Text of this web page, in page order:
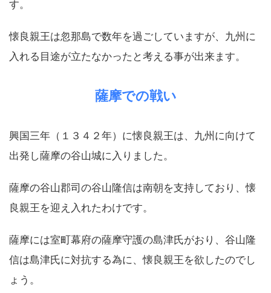
す。
懐良親王は忽那島で数年を過ごしていますが、九州に
入れる目途が立たなかったと考える事が出来ます。
薩摩での戦い
興国三年（１３４２年）に懐良親王は、九州に向けて
出発し薩摩の谷山城に入りました。
薩摩の谷山郡司の谷山隆信は南朝を支持しており、懐
良親王を迎え入れたわけです。
薩摩には室町幕府の薩摩守護の島津氏がおり、谷山隆
信は島津氏に対抗する為に、懐良親王を欲したのでし
ょう。